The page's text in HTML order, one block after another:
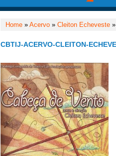
Home » Acervo » Cleiton Echeveste »
CBTIJ-ACERVO-CLEITON-